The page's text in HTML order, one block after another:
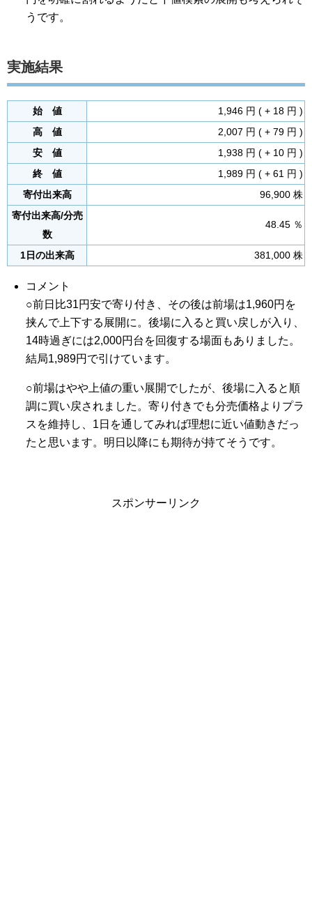
うです。
実施結果
始 値
1,946 円 ( + 18 円 )
高 値
2,007 円 ( + 79 円 )
安 値
1,938 円 ( + 10 円 )
終 値
1,989 円 ( + 61 円 )
寄付出来高
96,900 株
寄付出来高/分売
数
48.45 ％
1日の出来高 381,000 株
コメント
○前日比31円安で寄り付き、その後は前場は1,960円を
挟んで上下する展開に。後場に入ると買い戻しが入り、
14時過ぎには2,000円台を回復する場面もありました。
結局1,989円で引けています。
○前場はやや上値の重い展開でしたが、後場に入ると順
調に買い戻されました。寄り付きでも分売価格よりプラ
スを維持し、1日を通してみれば理想に近い値動きだっ
たと思います。明日以降にも期待が持てそうです。
スポンサーリンク